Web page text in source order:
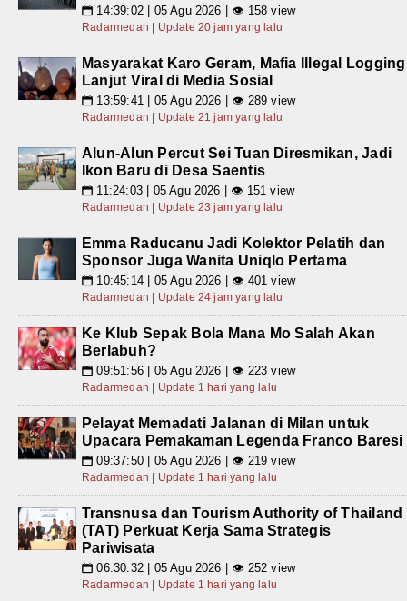
📅 14:39:02 | 05 Agu 2026 | 👁 158 view
Radarmedan | Update 20 jam yang lalu
Masyarakat Karo Geram, Mafia Illegal Logging
Lanjut Viral di Media Sosial
📅 13:59:41 | 05 Agu 2026 | 👁 289 view
Radarmedan | Update 21 jam yang lalu
Alun-Alun Percut Sei Tuan Diresmikan, Jadi
Ikon Baru di Desa Saentis
📅 11:24:03 | 05 Agu 2026 | 👁 151 view
Radarmedan | Update 23 jam yang lalu
Emma Raducanu Jadi Kolektor Pelatih dan
Sponsor Juga Wanita Uniqlo Pertama
📅 10:45:14 | 05 Agu 2026 | 👁 401 view
Radarmedan | Update 24 jam yang lalu
Ke Klub Sepak Bola Mana Mo Salah Akan
Berlabuh?
📅 09:51:56 | 05 Agu 2026 | 👁 223 view
Radarmedan | Update 1 hari yang lalu
Pelayat Memadati Jalanan di Milan untuk
Upacara Pemakaman Legenda Franco Baresi
📅 09:37:50 | 05 Agu 2026 | 👁 219 view
Radarmedan | Update 1 hari yang lalu
Transnusa dan Tourism Authority of Thailand
(TAT) Perkuat Kerja Sama Strategis
Pariwisata
📅 06:30:32 | 05 Agu 2026 | 👁 252 view
Radarmedan | Update 1 hari yang lalu